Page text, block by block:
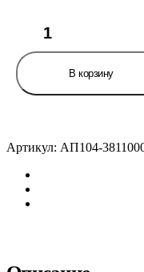
Указатель
тока
ПАЗ,
К-700
В корзину
Артикул: АП104-